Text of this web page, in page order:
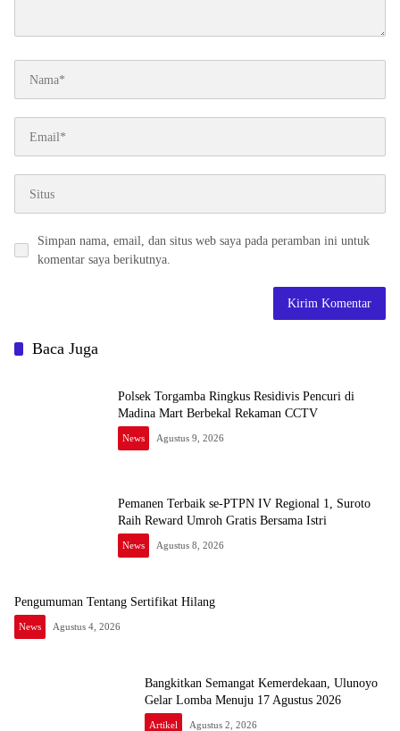
Simpan nama, email, dan situs web saya pada peramban ini untuk
komentar saya berikutnya.
Baca Juga
Polsek Torgamba Ringkus Residivis Pencuri di
Madina Mart Berbekal Rekaman CCTV
News Agustus 9, 2026
Pemanen Terbaik se-PTPN IV Regional 1, Suroto
Raih Reward Umroh Gratis Bersama Istri
News Agustus 8, 2026
Pengumuman Tentang Sertifikat Hilang
News Agustus 4, 2026
Bangkitkan Semangat Kemerdekaan, Ulunoyo
Gelar Lomba Menuju 17 Agustus 2026
Artikel Agustus 2, 2026